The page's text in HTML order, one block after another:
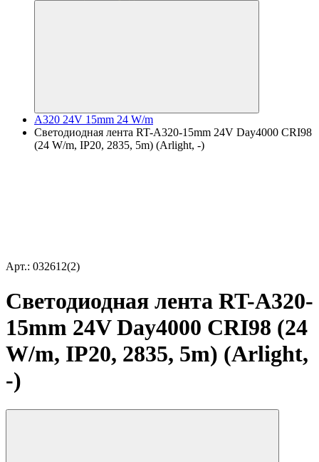
A320 24V 15mm 24 W/m
Светодиодная лента RT-A320-15mm 24V Day4000 CRI98
(24 W/m, IP20, 2835, 5m) (Arlight, -)
Арт.: 032612(2)
Светодиодная лента RT-A320-
15mm 24V Day4000 CRI98 (24
W/m, IP20, 2835, 5m) (Arlight,
-)